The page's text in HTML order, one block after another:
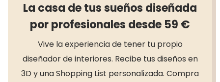
La casa de tus sueños diseñada
por profesionales desde 59 €
Vive la experiencia de tener tu propio
diseñador de interiores. Recibe tus diseños en
3D y una Shopping List personalizada. Compra